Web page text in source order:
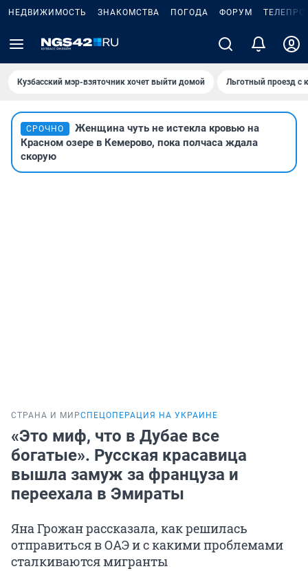
НЕДВИЖИМОСТЬ ЗНАКОМСТВА ПОГОДА ФОРУМ
Кузбасский мэр-взяточник хочет выйти домой Льготный проезд с
СРОЧНО
Женщина чуть не истекла кровью на
Красном озере в Кемерово, пока полчаса ждала
скорую
СТРАНА И МИРСПЕЦОПЕРАЦИЯ НА УКРАИНЕ
«Это миф, что в Дубае все
богатые». Русская красавица
вышла замуж за француза и
переехала в Эмираты
Яна Грожан рассказала, как решилась
отправиться в ОАЭ и с какими проблемами
сталкиваются мигранты